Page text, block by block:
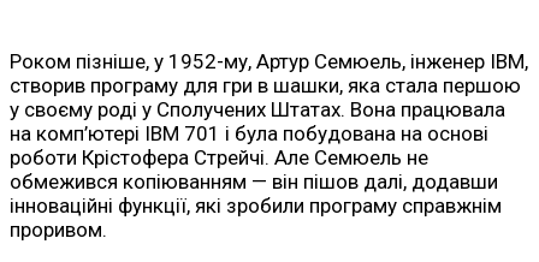
Роком пізніше, у 1952-му, Артур Семюель, інженер IBM,
створив програму для гри в шашки, яка стала першою
у своєму роді у Сполучених Штатах. Вона працювала
на комп’ютері IBM 701 і була побудована на основі
роботи Крістофера Стрейчі. Але Семюель не
обмежився копіюванням — він пішов далі, додавши
інноваційні функції, які зробили програму справжнім
проривом.